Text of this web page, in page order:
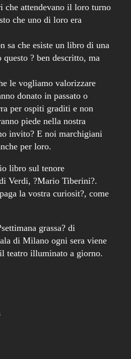
che attendevano il loro turno
che uno di loro era
sa che esiste un libro di una
? ben descritto, ma
le vogliamo valorizzare
donato in passato o
per ospiti graditi e non
piede nella nostra
invito? E noi marchigiani
per loro.
libro sul tenore
Verdi, ?Mario Tiberini?.
la vostra curiosit?, come
grassa? di
di Milano ogni sera viene
teatro illuminato a giorno.